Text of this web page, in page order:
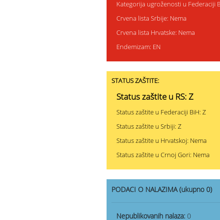
Kategorija ugroženosti u Federaciji
Crvena lista Srbije: Nema
Crvena lista Hrvatske: Nema
Endemizam: EN
STATUS ZAŠTITE:
Status zaštite u RS: Z
Status zaštite u Federaciji BiH: Z
Status zaštite u Srbiji: Z
Status zaštite u Hrvatskoj: Nema
Status zaštite u Crnoj Gori: Nema
PODACI O NALAZIMA (ukupno 0)
Nepublikovanih nalaza: 0